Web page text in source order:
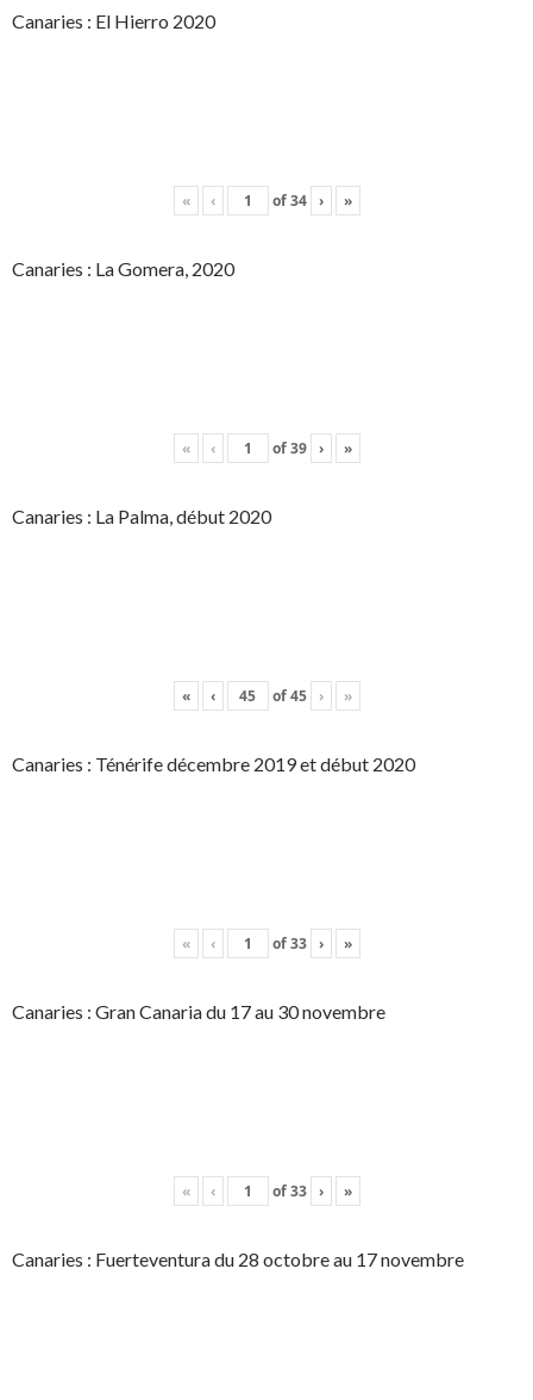
Canaries : El Hierro 2020
« ‹ of34 › »
Canaries : La Gomera, 2020
« ‹ of39 › »
Canaries : La Palma, début 2020
« ‹ of45 › »
Canaries : Ténérife décembre 2019 et début 2020
« ‹ of33 › »
Canaries : Gran Canaria du 17 au 30 novembre
« ‹ of33 › »
Canaries : Fuerteventura du 28 octobre au 17 novembre